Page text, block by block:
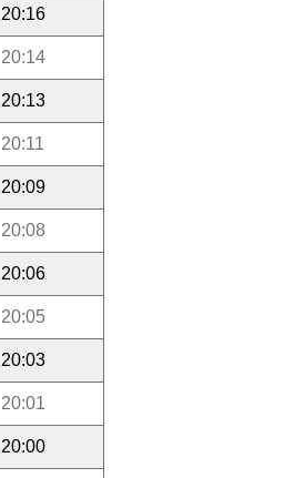
20:16
20:14
20:13
20:11
20:09
20:08
20:06
20:05
20:03
20:01
20:00